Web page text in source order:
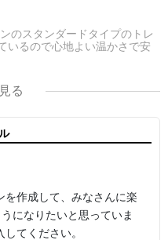
のスタンダードタイプのトレ
いるので心地よい温かさで安
を使用しており着心地も良
作られています。秋冬のイベ
とXSから4XLのサイズ展開で
る
を作成して、みなさんに楽
になりたいと思っていま
てください。